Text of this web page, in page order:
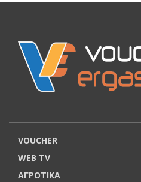
VOUCHER
WEB TV
ΑΓΡΟΤΙΚΑ